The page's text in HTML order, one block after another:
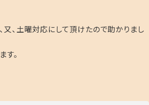
又、土曜対応にして頂けたので助かりまし
す。